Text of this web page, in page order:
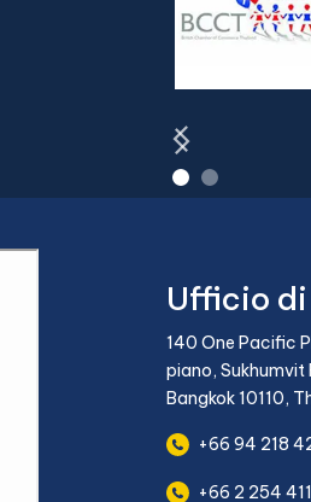
Ufficio
140 One Pacific
piano, Sukhumvit
Bangkok 10110,
+66 94 218
+66 2 254